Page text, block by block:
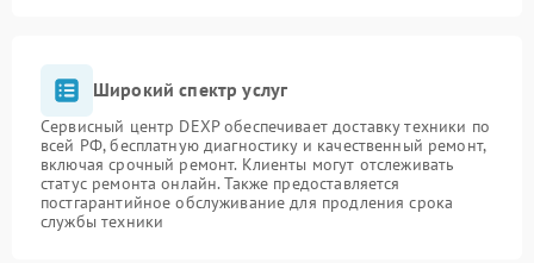
Широкий спектр услуг
Сервисный центр DEXP обеспечивает доставку техники по
всей РФ, бесплатную диагностику и качественный ремонт,
включая срочный ремонт. Клиенты могут отслеживать
статус ремонта онлайн. Также предоставляется
постгарантийное обслуживание для продления срока
службы техники